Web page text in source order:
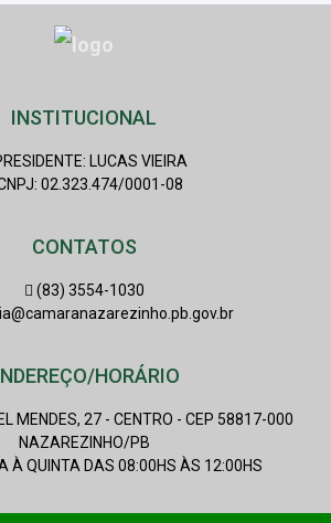
INSTITUCIONAL
LUCAS VIEIRA
02.323.474/0001-08
CONTATOS
(83) 3554-1030
HORÁRIO
MENDES, 27 - CENTRO - CEP 58817-000
NAZAREZINHO/PB
À QUINTA DAS 08:00HS ÀS 12:00HS